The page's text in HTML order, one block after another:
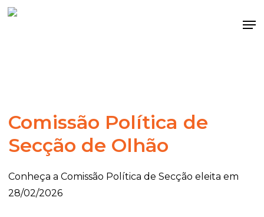
Skip
Comissão Política de
Secção de Olhão
Conheça a Comissão Política de Secção eleita em
28/02/2026